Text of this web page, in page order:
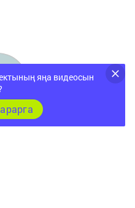
яңа видеосын